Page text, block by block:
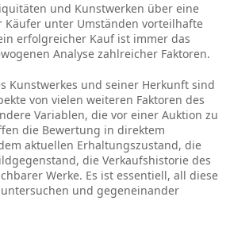
und Kunstwerken über eine
Käufer unter Umständen vorteilhafte
erfolgreicher Kauf ist immer das
Analyse zahlreicher Faktoren.
Kunstwerkes und seiner Herkunft sind
von vielen weiteren Faktoren des
Variablen, die vor einer Auktion zu
die Bewertung in direktem
aktuellen Erhaltungszustand, die
die Verkaufshistorie des
Werke. Es ist essentiell, all diese
und gegeneinander